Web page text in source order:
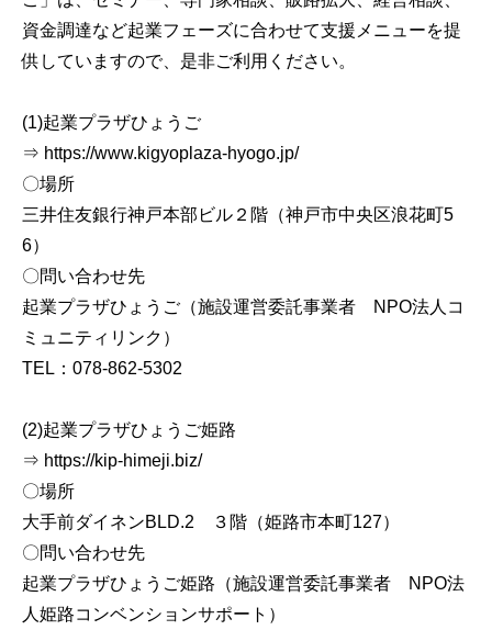
資金調達など起業フェーズに合わせて支援メニューを提
供していますので、是非ご利用ください。
(1)起業プラザひょうご
⇒ https://www.kigyoplaza-hyogo.jp/
〇場所
三井住友銀行神戸本部ビル２階（神戸市中央区浪花町5
6）
〇問い合わせ先
起業プラザひょうご（施設運営委託事業者 NPO法人コ
ミュニティリンク）
TEL：078-862-5302
(2)起業プラザひょうご姫路
⇒ https://kip-himeji.biz/
〇場所
大手前ダイネンBLD.2 ３階（姫路市本町127）
〇問い合わせ先
起業プラザひょうご姫路（施設運営委託事業者 NPO法
人姫路コンベンションサポート）